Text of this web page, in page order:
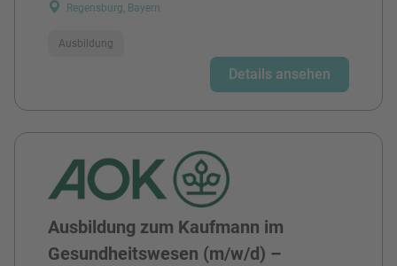
Regensburg, Bayern
Ausbildung
Details ansehen
Ausbildung zum Kaufmann im
Gesundheitswesen (m/w/d) –